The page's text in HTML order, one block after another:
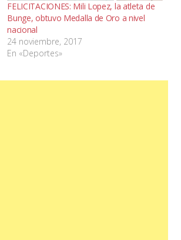
FELICITACIONES: Mili Lopez, la atleta de
Bunge, obtuvo Medalla de Oro a nivel
nacional
24 noviembre, 2017
En «Deportes»